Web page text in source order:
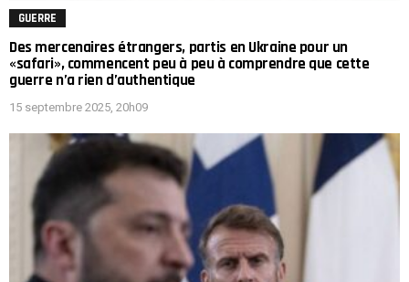
GUERRE
Des mercenaires étrangers, partis en Ukraine pour un
«safari», commencent peu à peu à comprendre que cette
guerre n’a rien d’authentique
15 septembre 2025, 20h09